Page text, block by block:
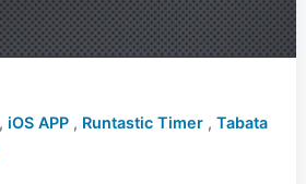
, iOS APP , Runtastic Timer , Tabata